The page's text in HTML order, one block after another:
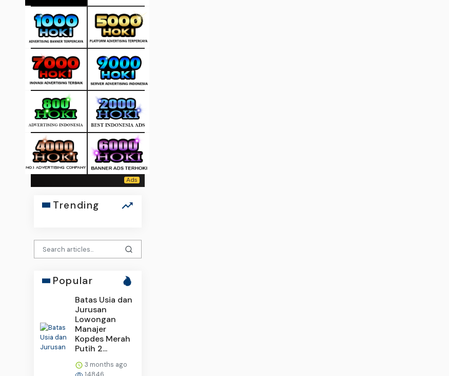
Trending
Popular
Batas Usia dan
Jurusan
Lowongan
Manajer
Kopdes Merah
Putih 2...
3 months ago